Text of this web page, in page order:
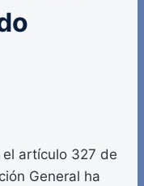
artículo 327 de
General ha